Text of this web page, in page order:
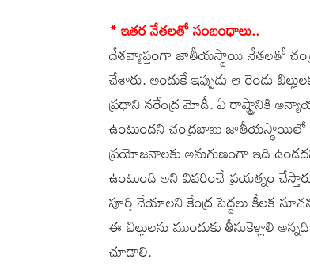
* ఇతర నేతలతో సంబంధాలు..
దేశవ్యాప్తంగా జాతీయస్థాయి నేతలతో
చేశారు. అందుకే ఇప్పుడు ఆ రెండు
ప్రధాని నరేంద్ర మోడీ. ఏ రాష్ట్రానికి
ఉంటుందని చంద్రబాబు జాతీయస్థాయిలో
ప్రయోజనాలకు అనుగుణంగా ఇది
ఉంటుంది అని వివరించే ప్రయత్నం
పూర్తి చేయాలని కేంద్ర పెద్దలు కీలక
ఈ బిల్లులను ముందుకు తీసుకెళ్లాలి
చూడాలి.